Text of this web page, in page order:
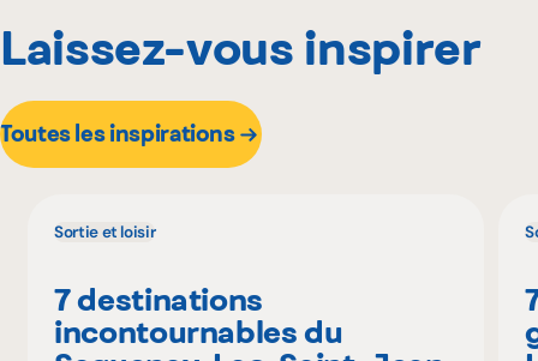
Laissez-vous inspirer
Toutes les inspirations
Sortie et loisir
7 destinations
incontournables du